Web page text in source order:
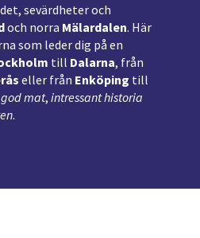
sevärdheter och
och norra Mälardalen. Här
som leder dig på en
till Dalarna, från
eller från Enköping till
god mat, intressant historia
.